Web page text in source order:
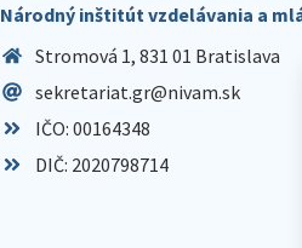
Národný inštitút vzdelávania a
Stromová 1, 831 01 Bratislava
sekretariat.gr@nivam.sk
IČO: 00164348
DIČ: 2020798714